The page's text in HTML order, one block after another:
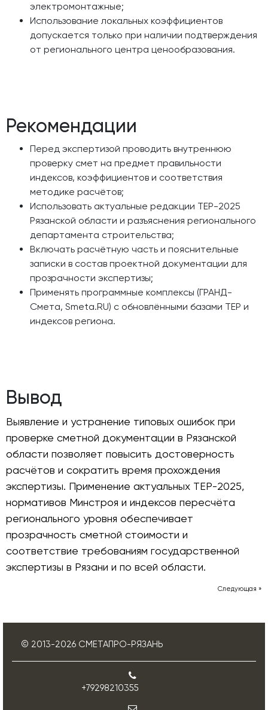
электромонтажные;
Использование локальных коэффициентов
допускается только при наличии подтверждения
от регионального центра ценообразования.
Рекомендации
Перед экспертизой проводить внутреннюю
проверку смет на предмет правильности
индексов, коэффициентов и соответствия
методике расчётов;
Использовать актуальные редакции ТЕР-2025
Рязанской области и разъяснения регионального
департамента строительства;
Включать расчётную часть и пояснительные
записки в состав проектной документации для
прозрачности экспертизы;
Применять программные комплексы (ГРАНД-
Смета, Smeta.RU) с обновлёнными базами ТЕР и
индексов региона.
Вывод
Выявление и устранение типовых ошибок при
проверке сметной документации в Рязанской
области позволяет повысить достоверность
расчётов и сократить время прохождения
экспертизы. Применение актуальных ТЕР-2025,
нормативов Минстроя и индексов пересчёта
регионального уровня обеспечивает
прозрачность сметной стоимости и
соответствие требованиям государственной
экспертизы в Рязани и по всей области.
Следующая »
© 2013-2026 СМЕТАПРО-РЯЗАНЬ
+79298210355